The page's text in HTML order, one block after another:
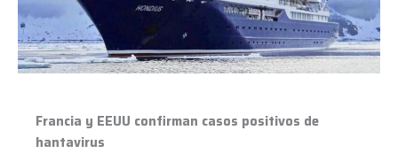
Francia y EEUU confirman casos positivos de
hantavirus
de
hantavirus